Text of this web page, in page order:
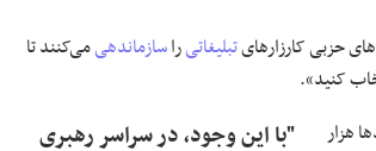
حزبی کارزار‌هایتبلیغاتیراسازماندهیمی‌کنند تا
کنید».
"با این وجود، در سراسر رهبری
هزار